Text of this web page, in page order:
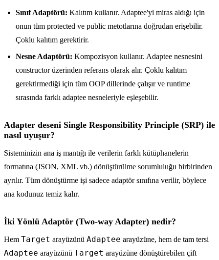
Sınıf Adaptörü: Kalıtım kullanır. Adaptee'yi miras aldığı için
onun tüm protected ve public metotlarına doğrudan erişebilir.
Çoklu kalıtım gerektirir.
Nesne Adaptörü: Kompozisyon kullanır. Adaptee nesnesini
constructor üzerinden referans olarak alır. Çoklu kalıtım
gerektirmediği için tüm OOP dillerinde çalışır ve runtime
sırasında farklı adaptee nesneleriyle eşleşebilir.
Adapter deseni Single Responsibility Principle (SRP) ile
nasıl uyuşur?
Sisteminizin ana iş mantığı ile verilerin farklı kütüphanelerin
formatına (JSON, XML vb.) dönüştürülme sorumluluğu birbirinden
ayrılır. Tüm dönüştürme işi sadece adaptör sınıfına verilir, böylece
ana kodunuz temiz kalır.
İki Yönlü Adaptör (Two-way Adapter) nedir?
Hem Target arayüzünü Adaptee arayüzüne, hem de tam tersi
Adaptee arayüzünü Target arayüzüne dönüştürebilen çift